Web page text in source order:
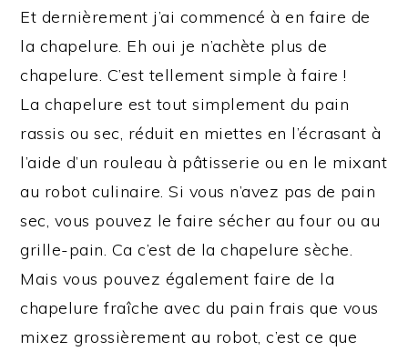
Et dernièrement j’ai commencé à en faire de
la chapelure. Eh oui je n’achète plus de
chapelure. C’est tellement simple à faire !
La chapelure est tout simplement du pain
rassis ou sec, réduit en miettes en l’écrasant à
l’aide d’un rouleau à pâtisserie ou en le mixant
au robot culinaire. Si vous n’avez pas de pain
sec, vous pouvez le faire sécher au four ou au
grille-pain. Ca c’est de la chapelure sèche.
Mais vous pouvez également faire de la
chapelure fraîche avec du pain frais que vous
mixez grossièrement au robot, c’est ce que